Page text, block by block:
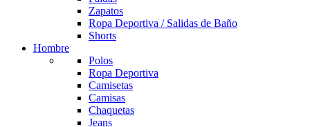
Zapatos
Ropa Deportiva / Salidas de Baño
Shorts
Hombre
Polos
Ropa Deportiva
Camisetas
Camisas
Chaquetas
Jeans